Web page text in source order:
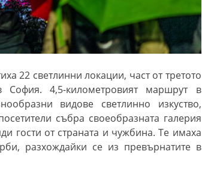
22 светлиннилокации, част от третото
София. 4,5-километровият маршрут в
видове светлинно изкуство,
събра своеобразната галерия
гости от страната и чужбина. Те имаха
разхождайки се из превърнатите в